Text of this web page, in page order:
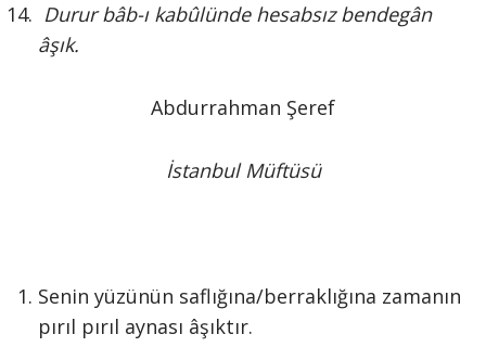
Durur bâb-ı kabûlünde hesabsız bendegân
âşık.
Abdurrahman Şeref
İstanbul Müftüsü
Senin yüzünün saflığına/berraklığına zamanın
pırıl pırıl aynası âşıktır.